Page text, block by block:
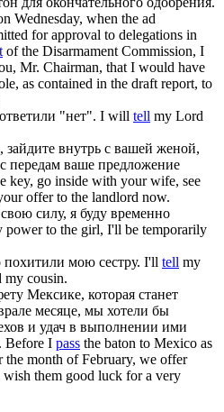
Wednesday, when the ad
for approval to delegations in
of the Disarmament Commission, I
Mr. Chairman, that I would have
as contained in the draft report, to
"нет". I will tell my Lord
внутрь с вашей женой,
передам ваше предложение
key, go inside with your wife, see
offer to the landlord now.
силу, я буду временно
power to the girl, I'll be temporarily
мою сестру. I'll tell my
my cousin.
Мексике, которая станет
месяце, мы хотели бы
и удач в выполнении ими
Before I pass the baton to Mexico as
the month of February, we offer
wish them good luck for a very